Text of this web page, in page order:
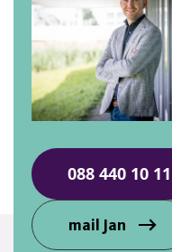
088 440 10 11
mail Jan